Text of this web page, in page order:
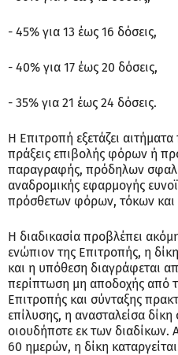
- 45% για 13 έως 16 δόσεις,
- 40% για 17 έως 20 δόσεις,
- 35% για 21 έως 24 δόσεις.
Η Επιτροπή εξετάζει
πράξεις επιβολής φόρων ή
παραγραφής, πρόδηλων
αναδρομικής εφαρμογής
πρόσθετων φόρων, τόκων και
Η διαδικασία προβλέπει
ενώπιον της Επιτροπής, η
και η υπόθεση διαγράφεται
περίπτωση μη αποδοχής από
Επιτροπής και σύνταξης
επίλυσης, η ανασταλείσα δίκη
οιουδήποτε εκ των διαδίκων.
60 ημερών, η δίκη